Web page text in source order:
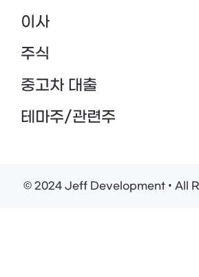
이사
주식
중고차 대출
테마주/관련주
© 2024 Jeff Development • All